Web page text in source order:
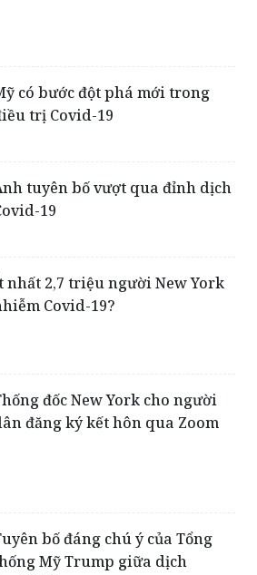
có bước đột phá mới trong
trị Covid-19
tuyên bố vượt qua đỉnh dịch
19
nhất 2,7 triệu người New York
Covid-19?
đốc New York cho người
đăng ký kết hôn qua Zoom
bố đáng chú ý của Tổng
Mỹ Trump giữa dịch